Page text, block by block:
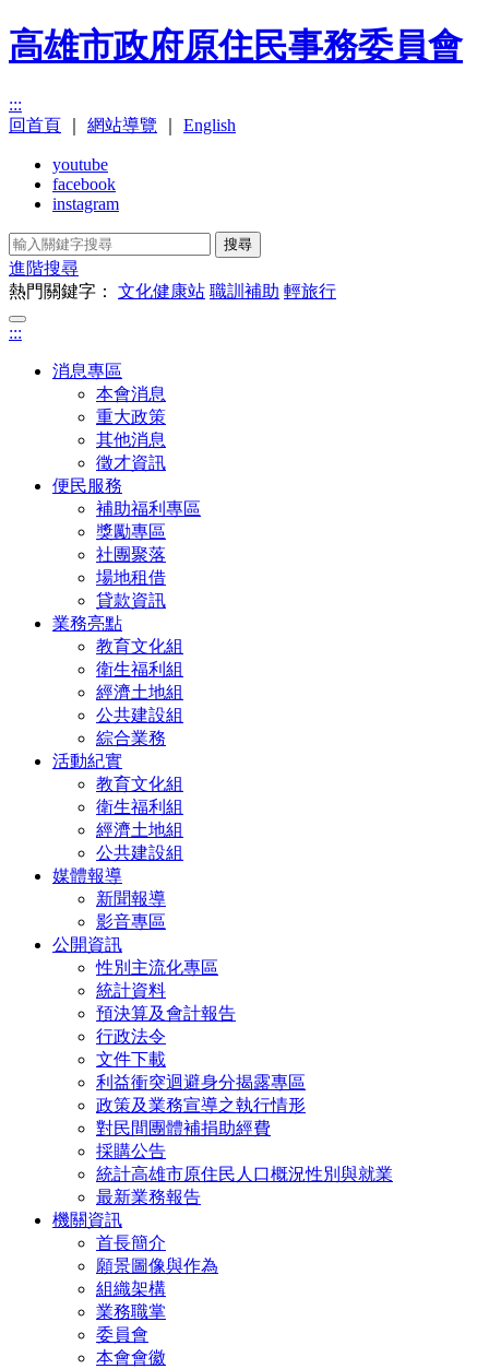
高雄市政府原住民事務委員會
:::
回首頁
網站導覽 English
youtube
facebook
instagram
搜尋
進階搜尋
熱門關鍵字： 文化健康站 職訓補助 輕旅行
:::
消息專區
本會消息
重大政策
其他消息
徵才資訊
便民服務
補助福利專區
獎勵專區
社團聚落
場地租借
貸款資訊
業務亮點
教育文化組
衛生福利組
經濟土地組
公共建設組
綜合業務
活動紀實
教育文化組
衛生福利組
經濟土地組
公共建設組
媒體報導
新聞報導
影音專區
公開資訊
性別主流化專區
統計資料
預決算及會計報告
行政法令
文件下載
利益衝突迴避身分揭露專區
政策及業務宣導之執行情形
對民間團體補捐助經費
採購公告
統計高雄市原住民人口概況性別與就業
最新業務報告
機關資訊
首長簡介
願景圖像與作為
組織架構
業務職掌
委員會
本會會徽